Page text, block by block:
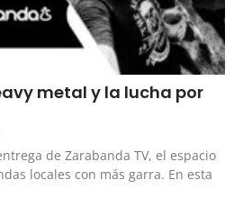
metal y la lucha por
de Zarabanda TV, el espacio
locales con más garra. En esta